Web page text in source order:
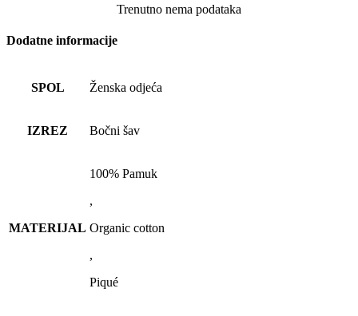
Trenutno nema podataka
Dodatne informacije
SPOL Ženska odjeća
IZREZ Bočni šav
MATERIJAL
100% Pamuk
,
Organic cotton
,
Piqué